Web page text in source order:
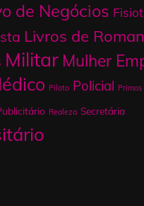
de Negócios
Livros de
Militar Mulher
Piloto Policial Primos
Realeza Secretária